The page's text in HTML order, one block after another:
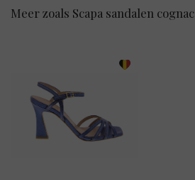
Meer zoals Scapa sandalen cognac